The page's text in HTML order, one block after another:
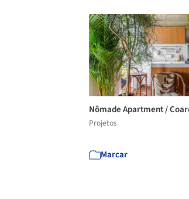
Nômade Apartment /
Projetos
Marcar